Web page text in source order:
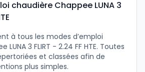
chaudière Chappee LUNA 3
à tous les modes d’emploi
3 FLIRT - 2.24 FF HTE. Toutes
et classées afin de
plus simples.